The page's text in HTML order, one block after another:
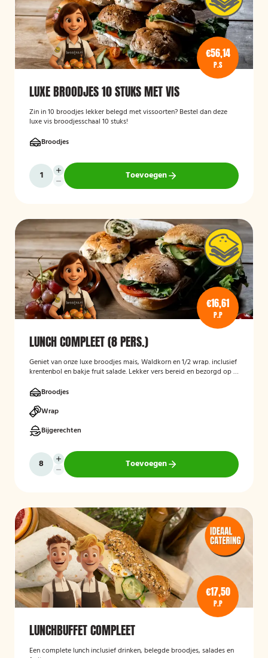
€56,14
P.S
LUXE BROODJES 10 STUKS MET VIS
Zin in 10 broodjes lekker belegd met vissoorten? Bestel dan deze
luxe vis broodjesschaal 10 stuks!
Broodjes
Toevoegen
€16,61
P.P
LUNCH COMPLEET (8 PERS.)
Geniet van onze luxe broodjes mais, Waldkorn en 1/2 wrap. inclusief
krentenbol en bakje fruit salade. Lekker vers bereid en bezorgd op je
Broodjes
Wrap
Bijgerechten
Toevoegen
€17,50
P.P
LUNCHBUFFET COMPLEET
Een complete lunch inclusief drinken, belegde broodjes, salades en